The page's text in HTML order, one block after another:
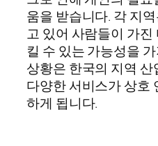
움을 받습니다. 각 지
고 있어 사람들이 가
킬 수 있는 가능성을
상황은 한국의 지역
다양한 서비스가 상호
하게 됩니다.